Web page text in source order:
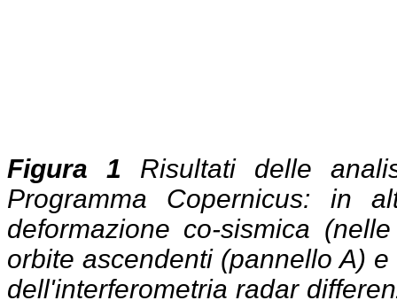
Figura 1 Risultati delle
Programma Copernicus: in
deformazione co-sismica
orbite ascendenti (pannello A)
dell'interferometria radar